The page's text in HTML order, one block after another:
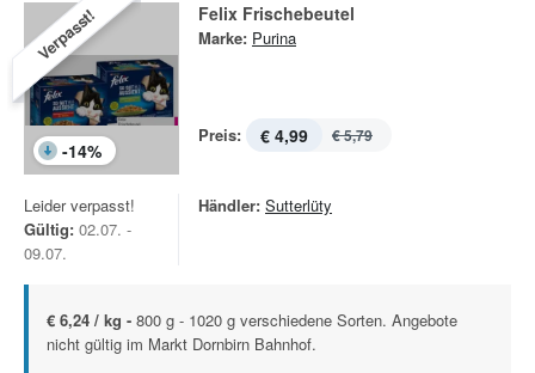
Verpasst!
-14%
Felix Frischebeutel
Marke: Purina
Preis: € 4,99 € 5,79
Leider verpasst!
Gültig: 02.07. -
09.07.
Händler: Sutterlüty
€ 6,24 / kg - 800 g - 1020 g verschiedene Sorten. Angebote
nicht gültig im Markt Dornbirn Bahnhof.